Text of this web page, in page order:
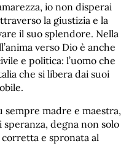
io non disperai
la giustizia e la
il suo splendore. Nella
verso Dio è anche
e politica: l’uomo che
che si libera dai suoi
sempre madre e maestra,
degna non solo
corretta e spronata al